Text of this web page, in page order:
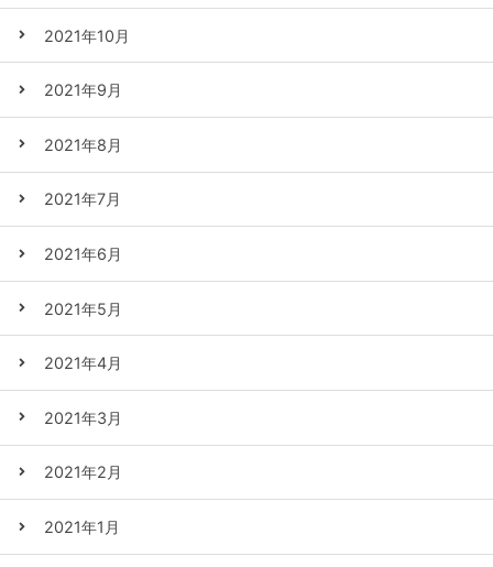
2021年10月
2021年9月
2021年8月
2021年7月
2021年6月
2021年5月
2021年4月
2021年3月
2021年2月
2021年1月